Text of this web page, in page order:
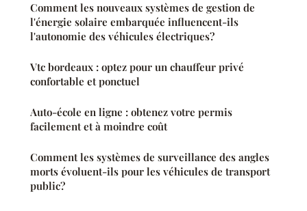
Comment les nouveaux systèmes de gestion de
l'énergie solaire embarquée influencent-ils
l'autonomie des véhicules électriques?
Vtc bordeaux : optez pour un chauffeur privé
confortable et ponctuel
Auto-école en ligne : obtenez votre permis
facilement et à moindre coût
Comment les systèmes de surveillance des angles
morts évoluent-ils pour les véhicules de transport
public?